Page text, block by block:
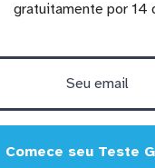
gratuitamente por 14
Comece seu Teste